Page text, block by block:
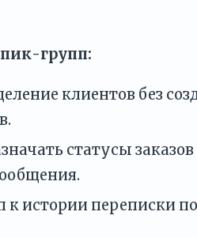
групп:
клиентов без
статусы заказов
к истории переписки